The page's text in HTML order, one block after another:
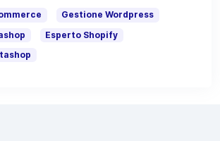
Gestione Wordpress
Esperto Shopify